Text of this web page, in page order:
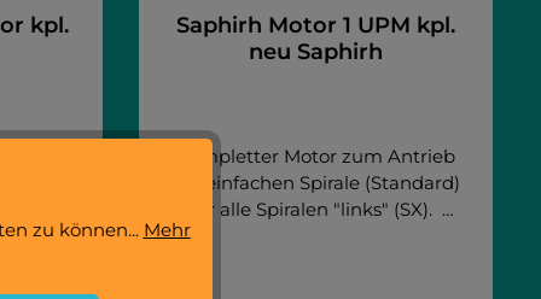
kpl.
8T
L FAS
Saphirh Motor 1 UPM kpl.
neu Saphirh
Kompletter Motor zum Antrieb
der einfachen Spirale (Standard)
für alle Spiralen "links" (SX).
Artikel passend für: Saphirh 10T
zu können... Mehr